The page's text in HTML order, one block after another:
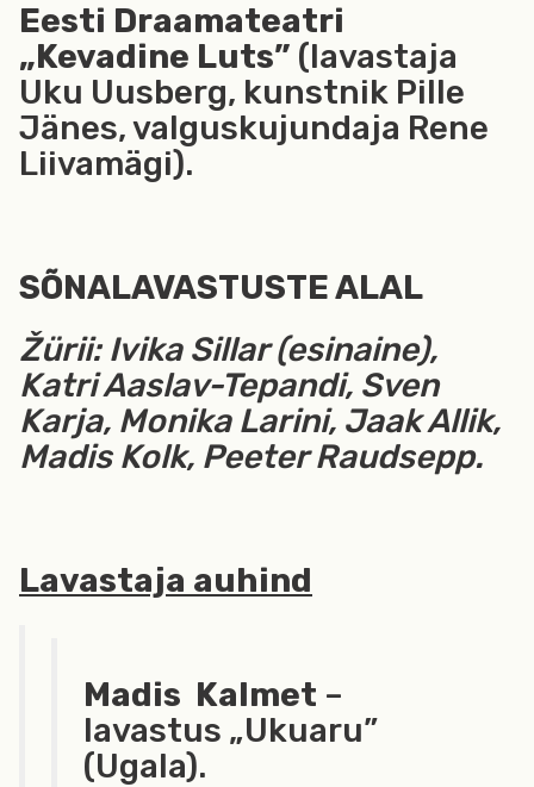
Eesti Draamateatri
„Kevadine Luts” (lavastaja
Uku Uusberg, kunstnik Pille
Jänes, valguskujundaja Rene
Liivamägi).
SÕNALAVASTUSTE ALAL
Žürii: Ivika Sillar (esinaine),
Katri Aaslav-Tepandi, Sven
Karja, Monika Larini, Jaak Allik,
Madis Kolk, Peeter Raudsepp.
Lavastaja auhind
Madis Kalmet –
lavastus „Ukuaru”
(Ugala).